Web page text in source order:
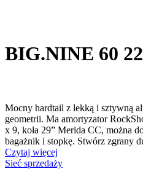
BIG.NINE 60
Mocny hardtail z lekką i sztywną
geometrii. Ma amortyzator
x 9, koła 29” Merida CC, można
bagażnik i stopkę. Stwórz zgrany
Czytaj więcej
Sieć sprzedaży